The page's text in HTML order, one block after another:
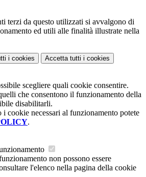
terzi da questo utilizzati si avvalgono di
ed utili alle finalità illustrate nella
i cookies Accetta tutti i cookies
scegliere quali cookie consentire.
che consentono il funzionamento della
disabilitarli.
i cookie necessari al funzionamento potete
.
non possono essere
l'elenco nella pagina della cookie